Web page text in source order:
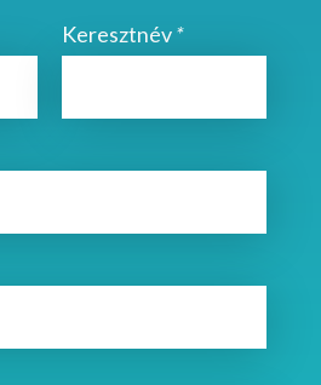
Keresztnév*